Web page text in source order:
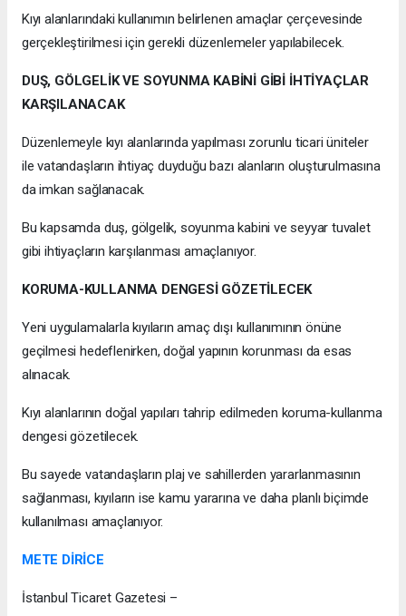
Kıyı alanlarındaki kullanımın belirlenen amaçlar çerçevesinde
gerçekleştirilmesi için gerekli düzenlemeler yapılabilecek.
DUŞ, GÖLGELİK VE SOYUNMA KABİNİ GİBİ İHTİYAÇLAR
KARŞILANACAK
Düzenlemeyle kıyı alanlarında yapılması zorunlu ticari üniteler
ile vatandaşların ihtiyaç duyduğu bazı alanların oluşturulmasına
da imkan sağlanacak.
Bu kapsamda duş, gölgelik, soyunma kabini ve seyyar tuvalet
gibi ihtiyaçların karşılanması amaçlanıyor.
KORUMA-KULLANMA DENGESİ GÖZETİLECEK
Yeni uygulamalarla kıyıların amaç dışı kullanımının önüne
geçilmesi hedeflenirken, doğal yapının korunması da esas
alınacak.
Kıyı alanlarının doğal yapıları tahrip edilmeden koruma-kullanma
dengesi gözetilecek.
Bu sayede vatandaşların plaj ve sahillerden yararlanmasının
sağlanması, kıyıların ise kamu yararına ve daha planlı biçimde
kullanılması amaçlanıyor.
METE DİRİCE
İstanbul Ticaret Gazetesi –